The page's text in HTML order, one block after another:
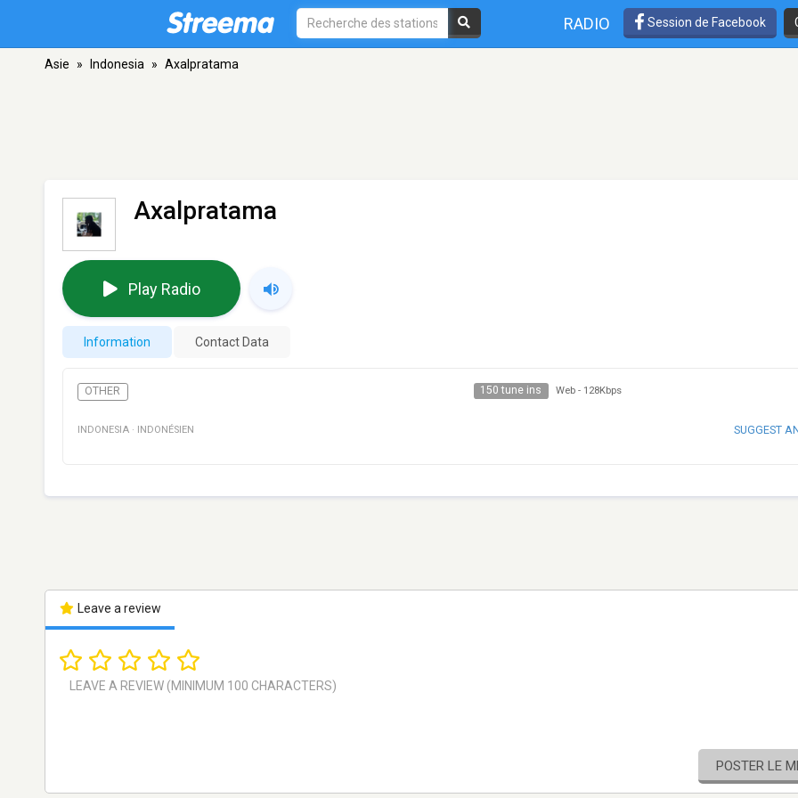
RADIO Session de Facebook
Asie » Indonesia » Axalpratama
Axalpratama
Play Radio
Information Contact Data
OTHER 150 tune ins Web - 128Kbps
INDONESIA · INDONÉSIEN SUGGEST
Leave a review
POSTER LE